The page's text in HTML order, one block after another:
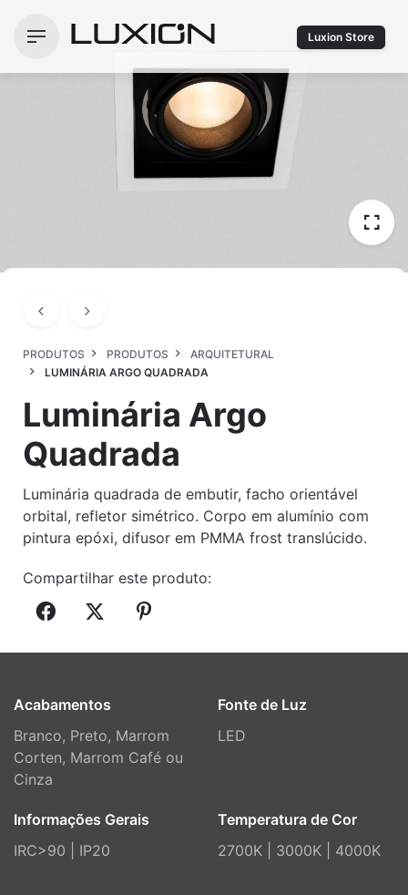
para
conteúdo
Luxion Store
PRODUTOS PRODUTOS
ARQUITETURAL
LUMINÁRIA ARGO QUADRADA
Luminária Argo
Quadrada
Luminária quadrada de embutir, facho orientável
orbital, refletor simétrico. Corpo em alumínio com
pintura epóxi, difusor em PMMA frost translúcido.
Compartilhar este produto:
Acabamentos
Branco, Preto, Marrom
Corten, Marrom Café ou
Cinza
Fonte de Luz
LED
Informações Gerais
IRC>90 | IP20
Temperatura de Cor
2700K | 3000K | 4000K